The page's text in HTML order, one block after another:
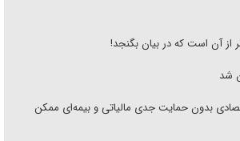
از آن است که در بیان بگنجد!
شد
بدون حمایت جدی مالیاتی و بیمه‌ای ممکن